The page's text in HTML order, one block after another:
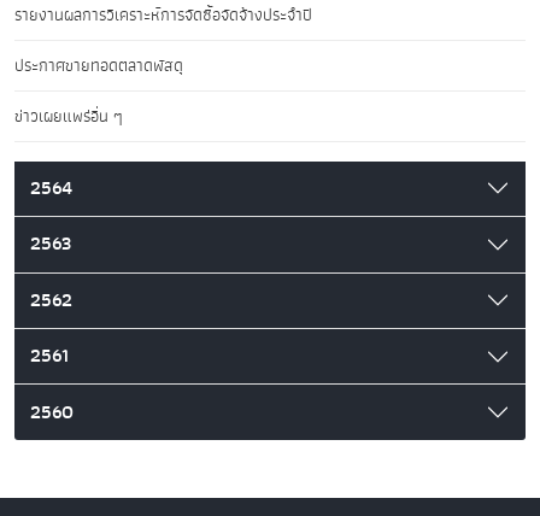
รายงานผลการวิเคราะห์การจัดซื้อจัดจ้างประจำปี
ประกาศขายทอดตลาดพัสดุ
ข่าวเผยแพร่อื่น ๆ
2564
2563
2562
2561
2560